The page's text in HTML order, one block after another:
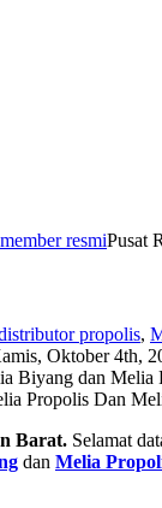
member resmiPusat
propolis,
Oktober 4th,
dan
Propolis Dan
Barat. Selamat
dan Melia